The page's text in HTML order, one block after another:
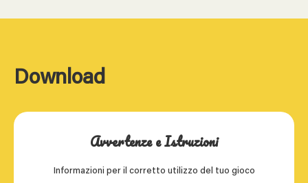
Download
Avvertenze e Istruzioni
Informazioni per il corretto utilizzo del tuo gioco